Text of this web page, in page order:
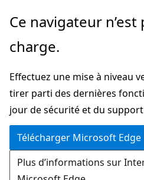
Passer
directement
au
principal
Ce navigateur
charge.
Effectuez une mise à niveau
tirer parti des dernières
jour de sécurité et du
Télécharger Microsoft Edge
Plus d’informations sur